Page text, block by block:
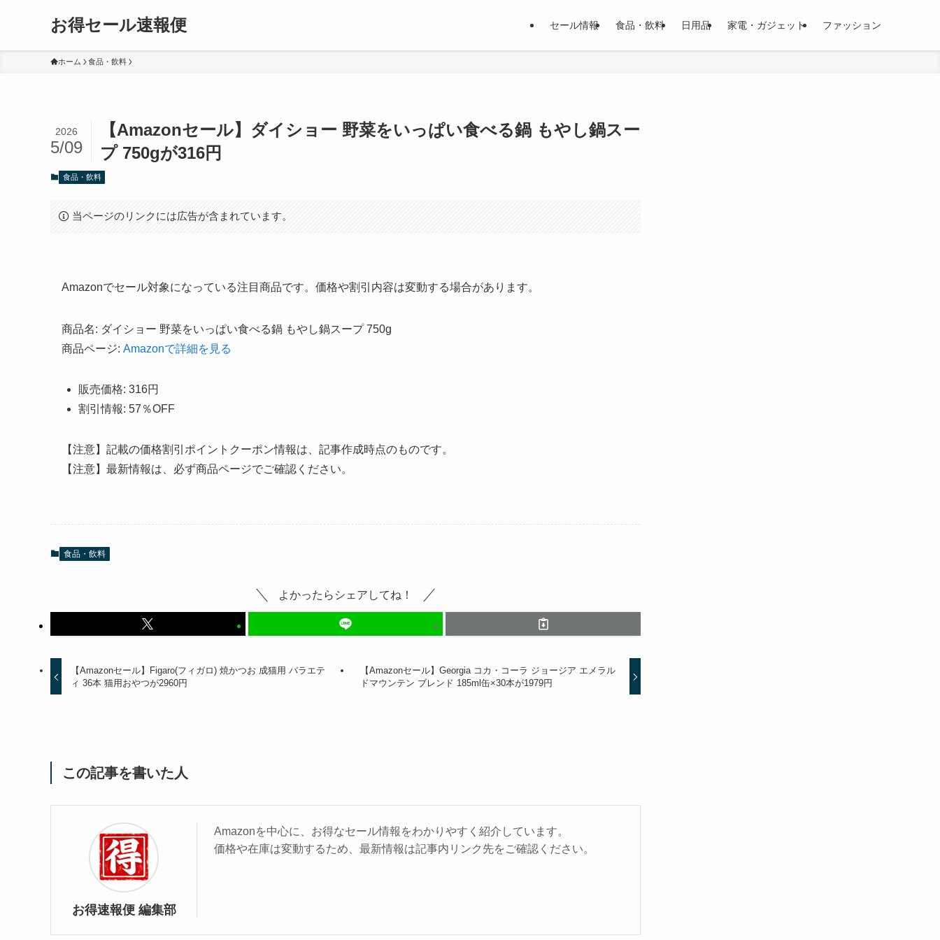
お得セール速報便 セール情報 食品・飲料 日用品 家電・ガジェット ファッション
ホーム 食品・飲料
【Amazonセール】ダイショー 野菜をいっぱい食べる鍋 もやし鍋スー
プ 750gが316円
2026
5/09
食品・飲料
当ページのリンクには広告が含まれています。
Amazonでセール対象になっている注目商品です。価格や割引内容は変動する場合があります。
商品名: ダイショー 野菜をいっぱい食べる鍋 もやし鍋スープ 750g
商品ページ: Amazonで詳細を見る
販売価格: 316円
割引情報: 57％OFF
【注意】記載の価格割引ポイントクーポン情報は、記事作成時点のものです。
【注意】最新情報は、必ず商品ページでご確認ください。
食品・飲料
よかったらシェアしてね！
【Amazonセール】Figaro(フィガロ) 焼かつお 成猫用 バラエテ
ィ 36本 猫用おやつが2960円
【Amazonセール】Georgia コカ・コーラ ジョージア エメラル
ドマウンテン ブレンド 185ml缶×30本が1979円
この記事を書いた人
お得速報便 編集部
Amazonを中心に、お得なセール情報をわかりやすく紹介しています。
価格や在庫は変動するため、最新情報は記事内リンク先をご確認ください。